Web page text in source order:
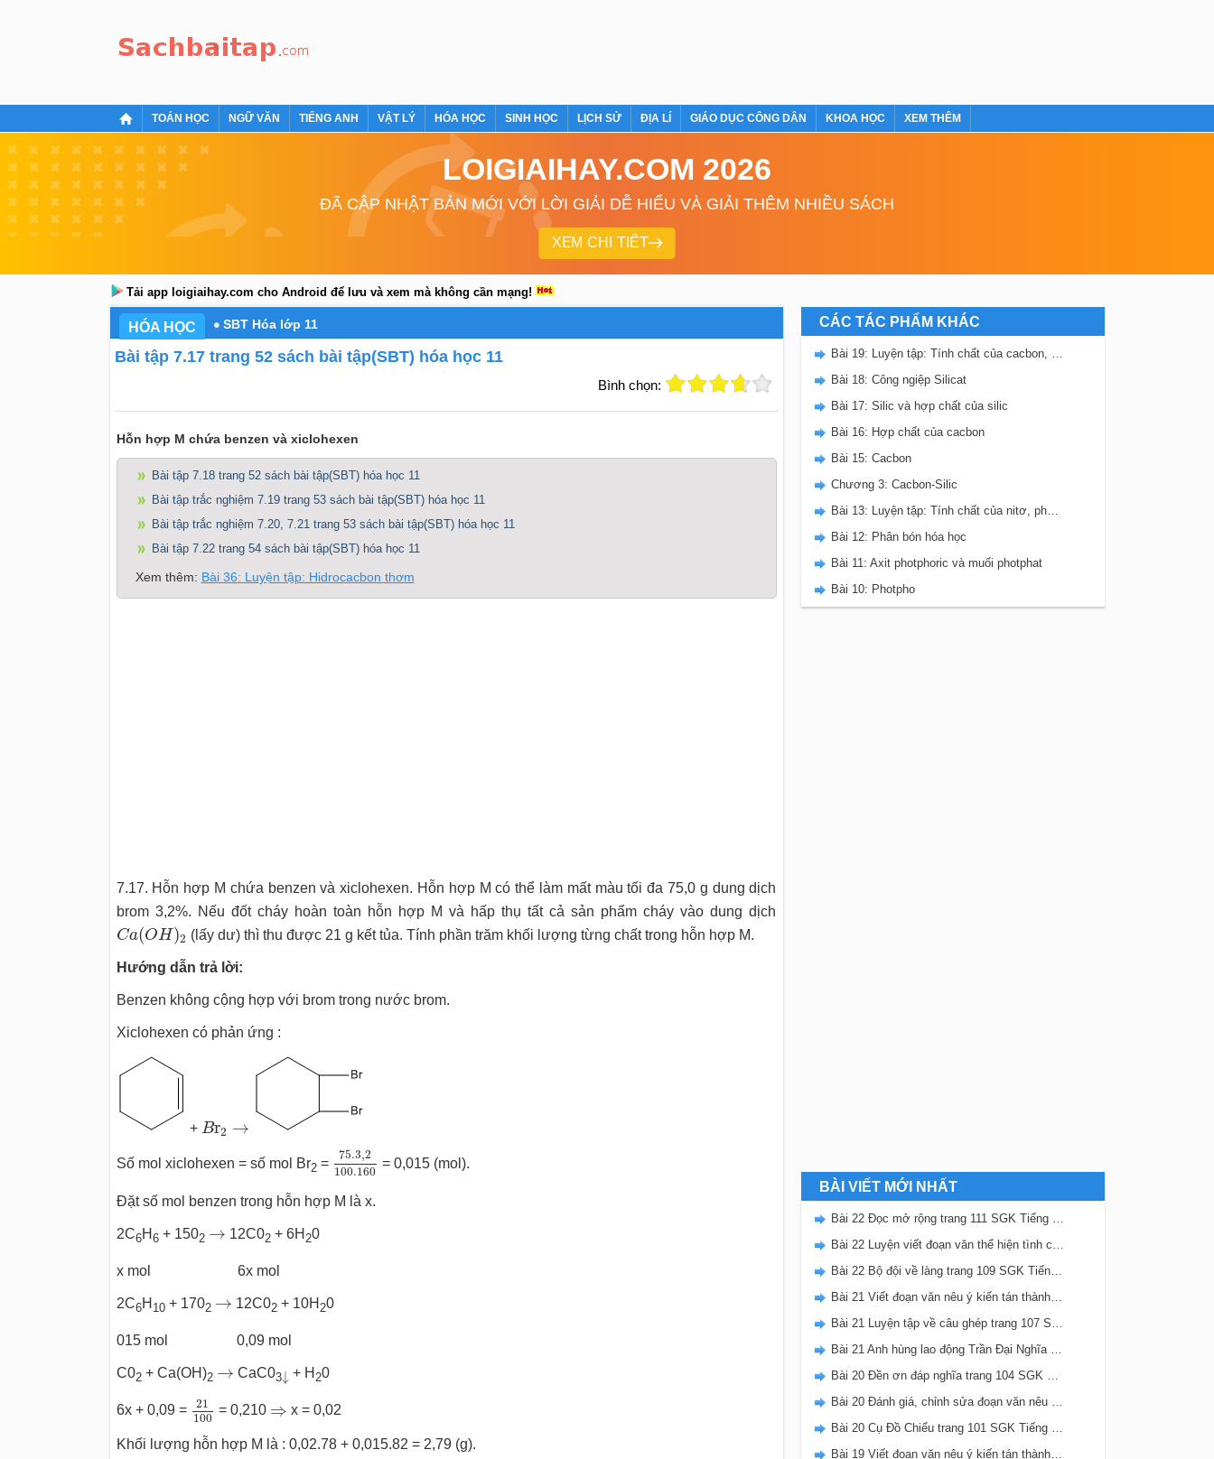
TOÁN HỌC NGỮ VĂN TIẾNG ANH VẬT LÝ HÓA HỌC SINH HỌC LỊCH SỬ ĐỊA LÍ GIÁO DỤC CÔNG DÂN KHOA HỌC XEM THÊM
LOIGIAIHAY.COM 2026
ĐÃ CẬP NHẬT BẢN MỚI VỚI LỜI GIẢI DỄ HIỂU VÀ GIẢI THÊM NHIỀU SÁCH
XEM CHI TIẾT
Tải app loigiaihay.com cho Android để lưu và xem mà không cần mạng!
HÓA HỌC SBT Hóa lớp 11
Bài tập 7.17 trang 52 sách bài tập(SBT) hóa học 11
Bình chọn:
Hỗn hợp M chứa benzen và xiclohexen
Bài tập 7.18 trang 52 sách bài tập(SBT) hóa học 11
Bài tập trắc nghiệm 7.19 trang 53 sách bài tập(SBT) hóa học 11
Bài tập trắc nghiệm 7.20, 7.21 trang 53 sách bài tập(SBT) hóa học 11
Bài tập 7.22 trang 54 sách bài tập(SBT) hóa học 11
Xem thêm: Bài 36: Luyện tập: Hidrocacbon thơm
7.17. Hỗn hợp M chứa benzen và xiclohexen. Hỗn hợp M có thể làm mất màu tối đa 75,0 g dung dịch
brom 3,2%. Nếu đốt cháy hoàn toàn hỗn hợp M và hấp thụ tất cả sản phẩm cháy vào dung dịch
Ca(OH)2
Ca (OH)2 (lấy dư) thì thu được 21 g kết tủa. Tính phần trăm khối lượng từng chất trong hỗn hợp M.
Hướng dẫn trả lời:
Benzen không cộng hợp với brom trong nước brom.
Xiclohexen có phản ứng :
+ Br2 →
Br2 →
Số mol xiclohexen = số mol Br2=
75.3,2
100.160
75.3,
= 0,015 (mol).
Đặt số mol benzen trong hỗn hợp M là x.
2C6H 6+ 1502 →
→ 12C02+ 6H 20
x mol 6x mol
2C6H 10+ 1702 →
→ 12C02+ 10H 20
015 mol 0,09 mol
C02+ Ca(OH)2 →
→ CaC03↓
↓ + H 20
6x + 0,09 =
21
100
21 100
= 0,210 ⇒
⇒ x = 0,02
Khối lượng hỗn hợp M là : 0,02.78 + 0,015.82 = 2,79 (g).
CÁC TÁC PHẨM KHÁC
Bài 19: Luyện tập: Tính chất của cacbon, silic và các hợp chất của chúng
Bài 18: Công ngiệp Silicat
Bài 17: Silic và hợp chất của silic
Bài 16: Hợp chất của cacbon
Bài 15: Cacbon
Chương 3: Cacbon-Silic
Bài 13: Luyện tập: Tính chất của nitơ, photpho và các hợp chất của chúng
Bài 12: Phân bón hóa học
Bài 11: Axit photphoric và muối photphat
Bài 10: Photpho
BÀI VIẾT MỚI NHẤT
Bài 22 Đọc mở rộng trang 111 SGK Tiếng Việt 5 Kết nối tri thức tập 2
Bài 22 Luyện viết đoạn văn thể hiện tình cảm, cảm xúc về một sự việc trang 111 SGK Tiếng Việt 5 Kết nối tri thức tập 2
Bài 22 Bộ đội về làng trang 109 SGK Tiếng Việt 5 Kết nối tri thức tập 2
Bài 21 Viết đoạn văn nêu ý kiến tán thành một sự việc, hiện tượng (Bài viết số 2) trang 108 SGK Tiếng Việt 5 Kết nối tri thức tập 2
Bài 21 Luyện tập về câu ghép trang 107 SGK Tiếng Việt 5 Kết nối tri thức tập 2
Bài 21 Anh hùng lao động Trần Đại Nghĩa trang 106 SGK Tiếng Việt 5 Kết nối tri thức tập 2
Bài 20 Đền ơn đáp nghĩa trang 104 SGK Tiếng Việt 5 Kết nối tri thức tập 2
Bài 20 Đánh giá, chỉnh sửa đoạn văn nêu ý kiến tán thành một sự vật, hiện tượng trang 103 SGK Tiếng Việt 5 Kết nối tri thức tập 2
Bài 20 Cụ Đồ Chiểu trang 101 SGK Tiếng Việt 5 Kết nối tri thức tập 2
Bài 19 Viết đoạn văn nêu ý kiến tán thành một sự việc, hiện tượng (Bài viết số 1) trang 100 SGK Tiếng Việt 5 Kết nối tri thức tập 2